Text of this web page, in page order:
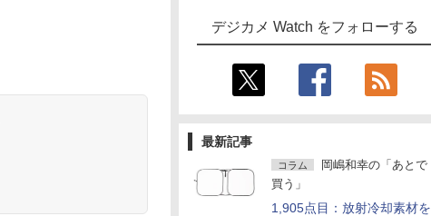
デジカメ Watch をフォローする
最新記事
コラム
岡嶋和幸の「あとで
買う」
1,905点目：放射冷却素材を